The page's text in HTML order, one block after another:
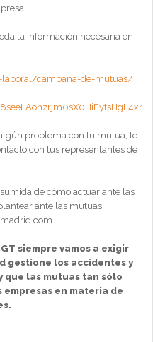
la información necesaria en
campana-de-mutuas/
problema con tu mutua, te
con tus representantes de
de cómo actuar ante las
ante las mutuas.
siempre vamos a exigir
gestione los accidentes y
las mutuas tan sólo
en materia de